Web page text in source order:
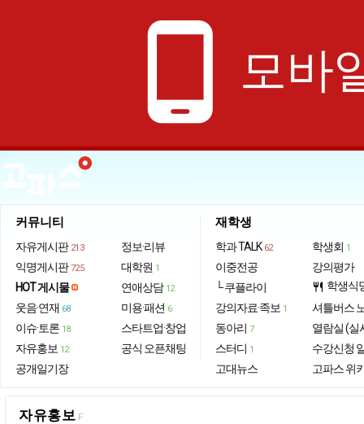
phone_android 모바
커뮤니티
자유게시판 213
익명게시판 725
HOT 게시물
웃음·연재 68
이슈·토론 18
자유홍보 12
공개일기장
정보·리뷰
대학원 1
연애상담 12
미용·패션 6
스타트업·창업
공식 오픈채팅
재학생
학과 TALK 62
이중전공
└ 쿠플라이
강의자료·족보 1
동아리 7
스터디 1
고대뉴스
학생회 1
강의평가
restaurant 학생식
셔틀버스
열람실 (실
수강신청
고파스 위
자유홍보 F